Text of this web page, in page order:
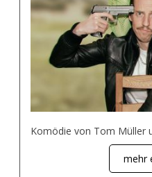
Komödie von Tom Müller
mehr